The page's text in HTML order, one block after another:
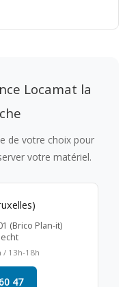
Locamat la
de votre choix pour
votre matériel.
(Brico Plan-it)
/ 13h-18h
47